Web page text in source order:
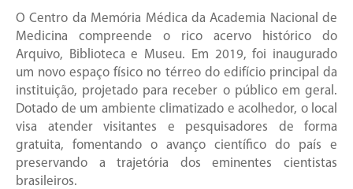
O Centro da Memória Médica da Academia Nacional de
Medicina compreende o rico acervo histórico do
Arquivo, Biblioteca e Museu. Em 2019, foi inaugurado
um novo espaço físico no térreo do edifício principal da
instituição, projetado para receber o público em geral.
Dotado de um ambiente climatizado e acolhedor, o local
visa atender visitantes e pesquisadores de forma
gratuita, fomentando o avanço científico do país e
preservando a trajetória dos eminentes cientistas
brasileiros.